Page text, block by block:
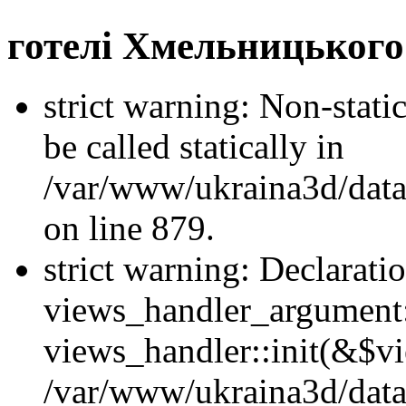
готелі
strict warning: Non-
be called statically in
/var/www/ukraina3d/
on line 879.
strict warning:
/var/www/ukraina3d/